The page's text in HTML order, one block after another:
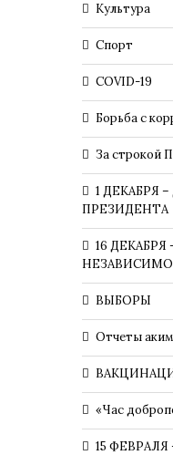
Культура
Спорт
COVID-19
Борьба с
За строкой
1 ДЕКАБРЯ
ПРЕЗИДЕНТА
16 ДЕКАБРЯ
ВЫБОРЫ
Отчеты
«Час
15